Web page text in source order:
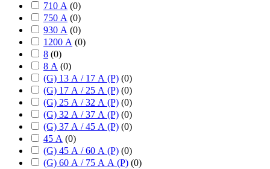
710 А (0)
750 А (0)
930 А (0)
1200 А (0)
8 (0)
8 А (0)
(G) 13 А / 17 А (P) (0)
(G) 17 А / 25 А (P) (0)
(G) 25 А / 32 А (P) (0)
(G) 32 А / 37 А (P) (0)
(G) 37 А / 45 А (P) (0)
45 А (0)
(G) 45 А / 60 А (P) (0)
(G) 60 А / 75 А А (P) (0)